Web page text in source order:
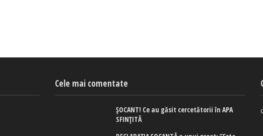
Cele mai comentate
ȘOCANT! Ce au găsit cercetătorii în APA
SFINȚITĂ